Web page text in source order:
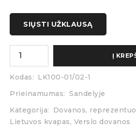
SIŲSTI UŽKLAUSĄ
Į
Kodas: LK100-01/02-1
Prieinamumas: Sandelyje
Kategorija:
Dovanos,
Lietuvos kvapas, Verslo dovanos